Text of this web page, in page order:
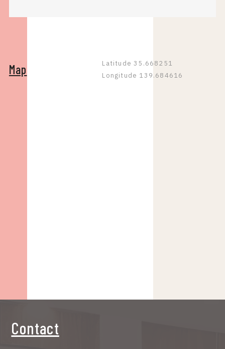
Map
Latitude 35.668251
Longitude 139.684616
Contact